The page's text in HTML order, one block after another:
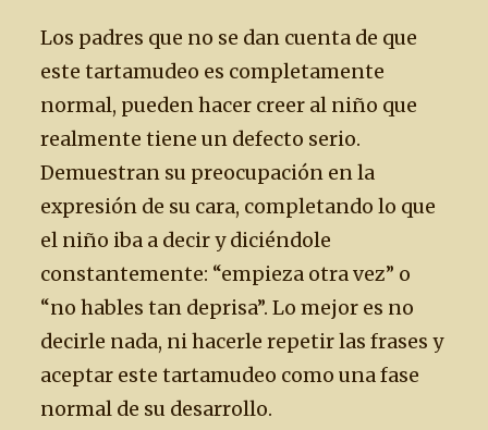
Los padres que no se dan cuenta de que
este tartamudeo es completamente
normal, pueden hacer creer al niño que
realmente tiene un defecto serio.
Demuestran su preocupación en la
expresión de su cara, completando lo que
el niño iba a decir y diciéndole
constantemente: “empieza otra vez” o
“no hables tan deprisa”. Lo mejor es no
decirle nada, ni hacerle repetir las frases y
aceptar este tartamudeo como una fase
normal de su desarrollo.